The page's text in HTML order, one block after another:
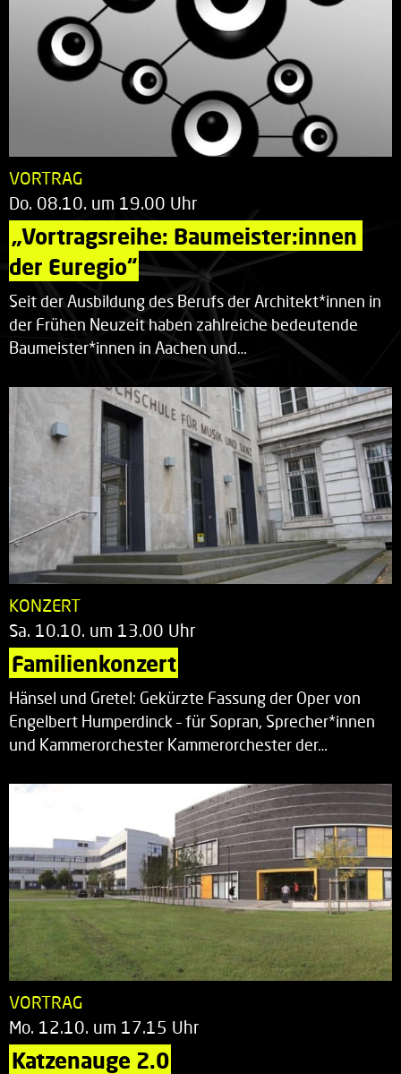
VORTRAG
Do. 08.10. um 19.00 Uhr
„Vortragsreihe: Baumeister:innen
der Euregio“
Seit der Ausbildung des Berufs der Architekt*innen in
der Frühen Neuzeit haben zahlreiche bedeutende
Baumeister*innen in Aachen und…
KONZERT
Sa. 10.10. um 13.00 Uhr
Familienkonzert
Hänsel und Gretel: Gekürzte Fassung der Oper von
Engelbert Humperdinck – für Sopran, Sprecher*innen
und Kammerorchester Kammerorchester der…
VORTRAG
Mo. 12.10. um 17.15 Uhr
Katzenauge 2.0